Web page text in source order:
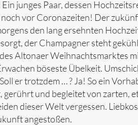
junges Paar, dessen
vor Coronazeiten! Der
den lang ersehnten
der Champagner steht
Altonaer Weihnachtsmarktes
böseste Übelkeit.
er trotzdem … ? Ja! So ein
gerührt und begleitet von zarten,
dieser Welt vergessen.
angestoßen.